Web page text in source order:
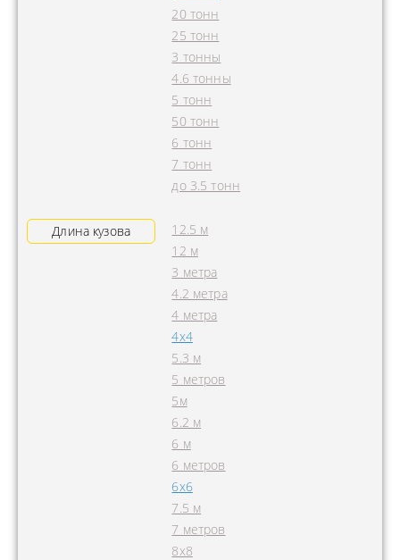
20 тонн
25 тонн
3 тонны
4.6 тонны
5 тонн
50 тонн
6 тонн
7 тонн
до 3.5 тонн
Длина кузова
12.5 м
12 м
3 метра
4.2 метра
4 метра
4x4
5.3 м
5 метров
5м
6.2 м
6 м
6 метров
6х6
7.5 м
7 метров
8х8